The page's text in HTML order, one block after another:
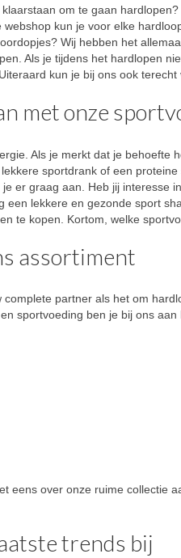
om te gaan
kun je voor elke
Wij hebben het
Als je tijdens het hardlopen
kun je bij ons ook
met onze
Als je merkt dat je behoefte
sportdrank of een
er graag aan. Heb jij interesse
een lekkere en gezonde sport
te kopen. Kortom, welke
assortiment
partner als het om
sportvoeding ben je bij ons
eens over onze ruime collectie
trends bij